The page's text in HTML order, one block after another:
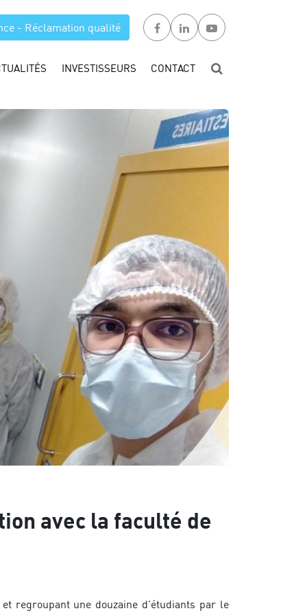
- Réclamation qualité
INVESTISSEURS CONTACT
avec la faculté de
regroupant une douzaine d’étudiants par le